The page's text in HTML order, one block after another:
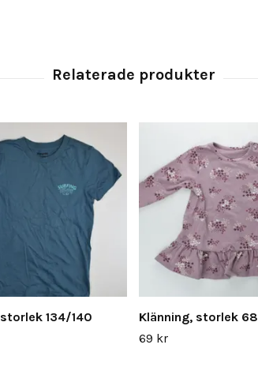
134/140
Klänning, storlek 68
69 kr